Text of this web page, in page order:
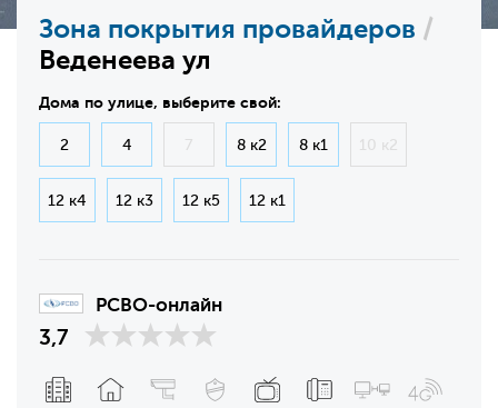
Зона покрытия провайдеров /
Веденеева ул
Дома по улице, выберите свой:
2 4 7 8 к2 8 к1 10 к2
12 к4 12 к3 12 к5 12 к1
РСВО-онлайн
3,7